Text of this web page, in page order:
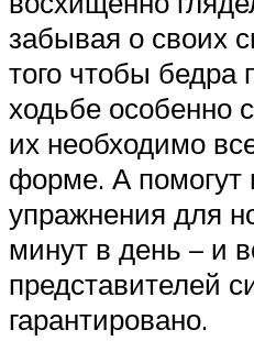
забывая о своих
того чтобы бедра
ходьбе особенно
их необходимо
форме. А помогут
упражнения для
минут в день – и
представителей
гарантировано.